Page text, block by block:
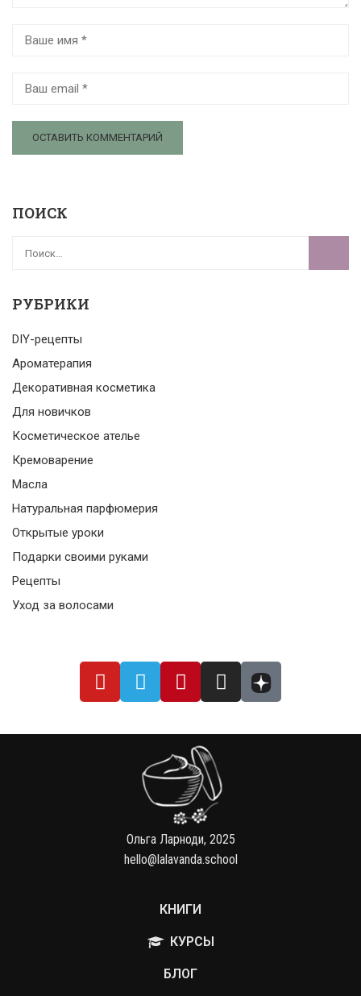
ПОИСК
РУБРИКИ
DIY-рецепты
Ароматерапия
Декоративная косметика
Для новичков
Косметическое ателье
Кремоварение
Масла
Натуральная парфюмерия
Открытые уроки
Подарки своими руками
Рецепты
Уход за волосами
Ольга Ларноди, 2025
hello@lalavanda.school
КНИГИ
КУРСЫ
БЛОГ